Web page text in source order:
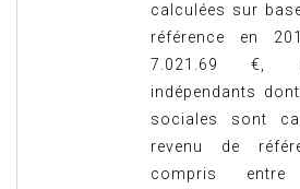
calculées sur
référence en
7.021.69 €,
indépendants
sociales sont
revenu de
compris